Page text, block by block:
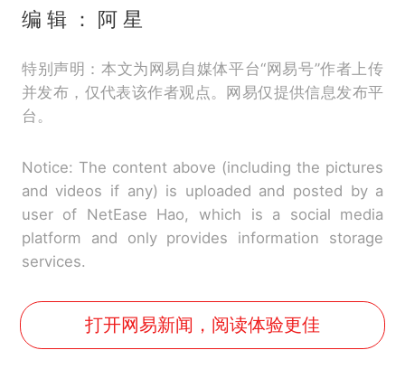
编 辑 ： 阿 星
特别声明：本文为网易自媒体平台“网易号”作者上传
并发布，仅代表该作者观点。网易仅提供信息发布平
台。
Notice: The content above (including the pictures
and videos if any) is uploaded and posted by a
user of NetEase Hao, which is a social media
platform and only provides information storage
services.
打开网易新闻，阅读体验更佳